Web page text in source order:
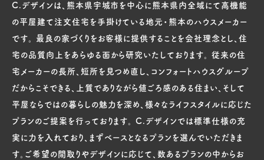
C.デザインは、熊本県宇城市を中心に熊本県内全域にて高機能
の平屋建て注文住宅を手掛けている地元・熊本のハウスメーカー
です。 最良の家づくりをお客様に提供することを会社理念とし、住
宅の品質向上をあらゆる面から研究いたしております。 従来の住
宅メーカーの長所、短所を見つめ直し、コンフォートハウスグループ
だからこそできる、上質でありながら値ごろ感のある住まい、そして
平屋ならではの暮らしの魅力を深め、様々なライフスタイルに応じた
プランのご提案を行っております。 C.デザインでは標準仕様の充
実に力を入れており、まずベースとなるプランを選んでいただきま
す。ご希望の間取りやデザインに応じて、数あるプランの中からお